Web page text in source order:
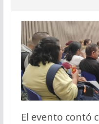
El evento contó